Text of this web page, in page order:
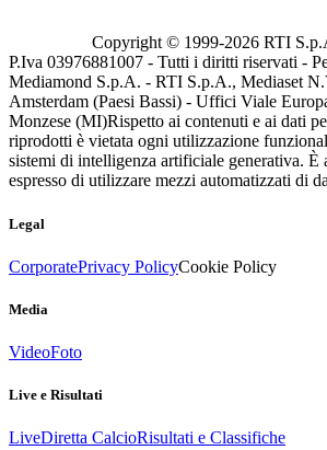
Copyright © 1999-2026 RTI
P.Iva 03976881007 - Tutti i diritti riservati -
Mediamond S.p.A. - RTI S.p.A., Mediaset
Amsterdam (Paesi Bassi) - Uffici Viale
Monzese (MI)Rispetto ai contenuti e ai dati
riprodotti è vietata ogni utilizzazione
sistemi di intelligenza artificiale generativa. È
espresso di utilizzare mezzi automatizzati di
Legal
CorporatePrivacy PolicyCookie Policy
Media
VideoFoto
Live e Risultati
LiveDiretta CalcioRisultati e Classifiche